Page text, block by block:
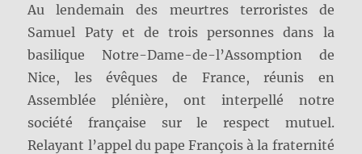
Au lendemain des meurtres terroristes de
Samuel Paty et de trois personnes dans la
basilique Notre-Dame-de-l’Assomption de
Nice, les évêques de France, réunis en
Assemblée plénière, ont interpellé notre
société française sur le respect mutuel.
Relayant l’appel du pape François à la fraternité